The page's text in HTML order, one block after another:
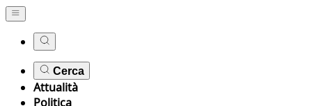
Cerca
Attualità
Politica